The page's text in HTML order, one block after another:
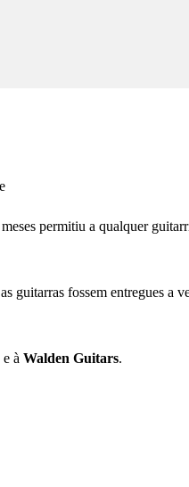
permitiu a qualquer
guitarras fossem entregues a
à Walden Guitars.